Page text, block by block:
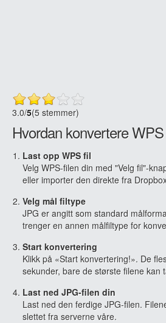
3.0/5(5 stemmer)
Hvordan konvertere
Last opp WPS fil
Velg WPS-filen din med "Velg fil"-
eller importer den direkte fra
Velg mål filtype
JPG er angitt som standard
trenger en annen målfiltype for
Start konvertering
Klikk på «Start konvertering!». De
sekunder, bare de største filene kan
Last ned JPG-filen din
Last ned den ferdige JPG-filen.
slettet fra serverne våre.